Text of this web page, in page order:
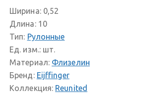
Ширина:0,52
Длина:10
Тип: Рулонные
Ед. изм.:шт.
Материал: Флизелин
Бренд: Eijffinger
Коллекция: Reunited